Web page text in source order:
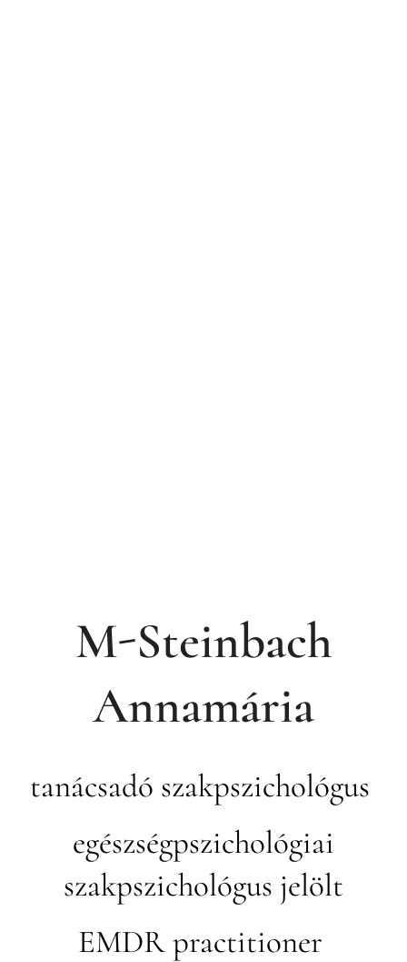
M-Steinbach
Annamária
tanácsadó szakpszichológus
egészségpszichológiai
szakpszichológus jelölt
EMDR practitioner